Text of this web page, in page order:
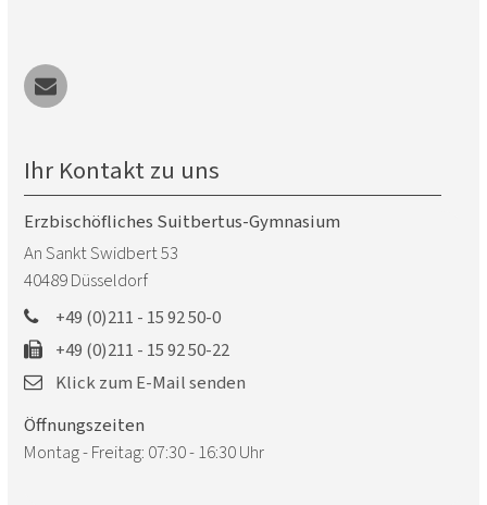
Ihr Kontakt zu uns
Erzbischöfliches Suitbertus-Gymnasium
An Sankt Swidbert 53
40489Düsseldorf
+49 (0)211 - 15 92 50-0
+49 (0)211 - 15 92 50-22
Klick zum E-Mail senden
Öffnungszeiten
Montag - Freitag: 07:30 - 16:30 Uhr